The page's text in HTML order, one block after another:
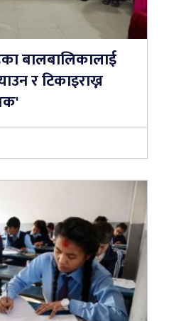
बालबालिकालाई
र टिकाइराख्न